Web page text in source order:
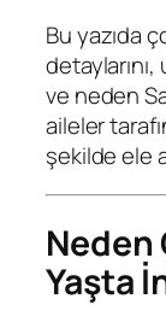
Bu yazıda
ve neden
aileler
şekilde ele
Neden
Yaşta